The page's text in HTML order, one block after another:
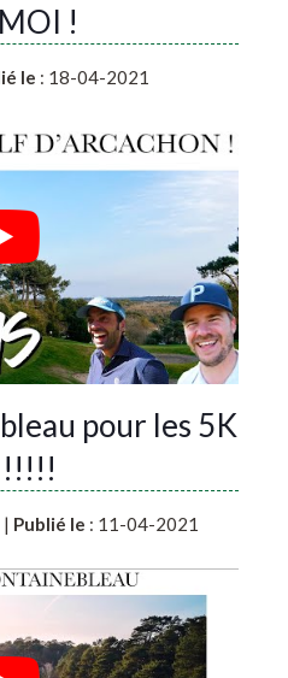
!
le : 18-04-2021
pour les 5K
!!!!!
| Publié le : 11-04-2021